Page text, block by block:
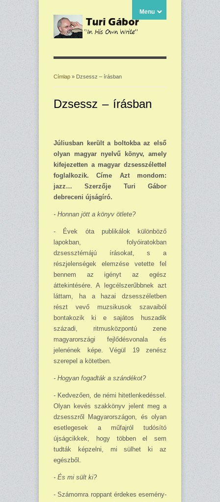
Menu
Címlap » Dzsessz – írásban
Dzsessz – írásban
Júliusban került a boltokba az első
olyan magyar nyelvű könyv, amely
kifejezetten a ma­gyar dzsesszélettel
foglalkozik. Címe Azt mondom:
jazz… Szerzője Turi Gábor
debreceni új­ságíró.
- Honnan jött a könyv ötlete?
- Évek óta publikálok különböző
lapokban, folyóiratokban
dzsessztémájú írásokat, s a
részjelenségek elemzése vetette fel
bennem az igényt az egész
áttekintésére. A legcélsze­rűbb­nek azt
láttam, ha a hazai dzsesszéletben
részt vevő muzsikusok szavaiból
bontakozik ki e sajátos huszadik
századi, ritmusközpontú zene
magyarországi fejlődésvonala és
jelenének képe. Végül 19 zenész
szerepel a kötetben.
- Hogyan fogadták a szándékot?
- Kedvezően, de némi hitetlenkedéssel.
Olyan kevés szakkönyv jelent meg a
dzsesszről Magyarországon, és olyan
esetlegesek a műfajról tudósító
újságcikkek, hogy többen el sem
tudták képzelni, mi sülhet ki az
egészből.
- És mi sült ki?
- Számomra roppant érdekes esemény-